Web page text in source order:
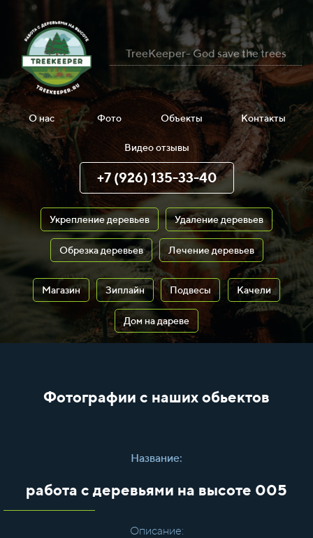
TreeKeeper- God save the trees
О нас Фото Объекты Контакты
Видео отзывы
+7 (926) 135-33-40
Укрепление деревьев Удаление деревьев
Обрезка деревьев Лечение деревьев
Магазин Зиплайн Подвесы Качели
Дом на дареве
Фотографии с наших обьектов
Название:
работа с деревьями на высоте 005
Описание: